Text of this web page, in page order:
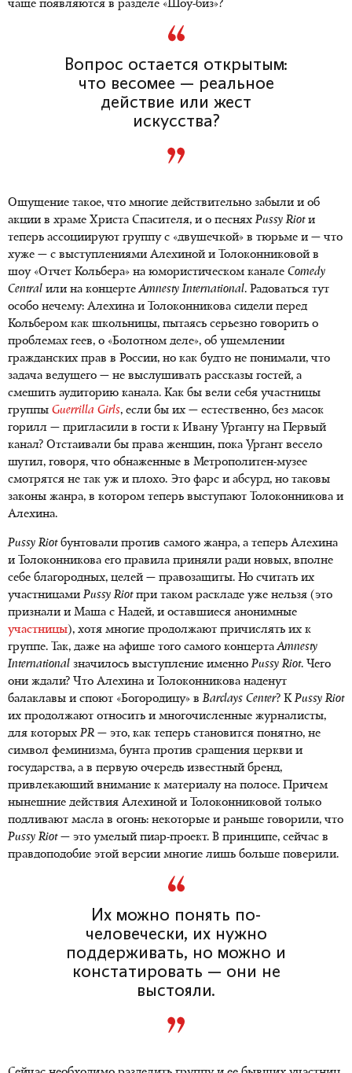
чаще появляются в разделе «Шоу-биз»?
Вопрос остается открытым:
что весомее — реальное
действие или жест
искусства?
Ощущение такое, что многие действительно забыли и об
акции в храме Христа Спасителя, и о песняхPussy Riotи
теперь ассоциируют группу с «двушечкой» в тюрьме и — что
хуже — с выступлениями Алехиной и Толоконниковой в
шоу «Отчет Кольбера» на юмористическом канале Comedy
Central или на концертеAmnesty International. Радоваться тут
особо нечему: Алехина и Толоконникова сидели перед
Кольбером как школьницы, пытаясь серьезно говорить о
проблемах геев, о «Болотном деле», об ущемлении
гражданских прав в России, но как будто не понимали, что
задача ведущего — не выслушивать рассказы гостей, а
смешить аудиторию канала. Как бы вели себя участницы
группы Guerrilla Girls, если бы их — естественно, без масок
горилл — пригласили в гости к Ивану Урганту на Первый
канал? Отстаивали бы права женщин, пока Ургант весело
шутил, говоря, что обнаженные в Метрополитен-музее
смотрятся не так уж и плохо. Это фарс и абсурд, но таковы
законы жанра, в котором теперь выступают Толоконникова и
Алехина.
Pussy Riotбунтовали против самого жанра, а теперь Алехина
и Толоконникова его правила приняли ради новых, вполне
себе благородных, целей — правозащиты. Но считать их
участницамиPussy Riotпри таком раскладе уже нельзя (это
признали и Маша с Надей, и оставшиеся анонимные
участницы), хотя многие продолжают причислять их к
группе. Так, даже на афише того самого концертаAmnesty
International значилось выступление именноPussy Riot. Чего
они ждали? Что Алехина и Толоконникова наденут
балаклавы и споют «Богородицу» вBarclays Center? КPussy Riot
их продолжают относить и многочисленные журналисты,
для которыхPR— это, как теперь становится понятно, не
символ феминизма, бунта против сращения церкви и
государства, а в первую очередь известный бренд,
привлекающий внимание к материалу на полосе. Причем
нынешние действия Алехиной и Толоконниковой только
подливают масла в огонь: некоторые и раньше говорили, что
Pussy Riot— это умелый пиар-проект. В принципе, сейчас в
правдоподобие этой версии многие лишь больше поверили.
Их можно понять по-
человечески, их нужно
поддерживать, но можно и
констатировать — они не
выстояли.